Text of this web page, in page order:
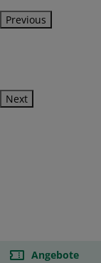
Previous
Next
Angebote